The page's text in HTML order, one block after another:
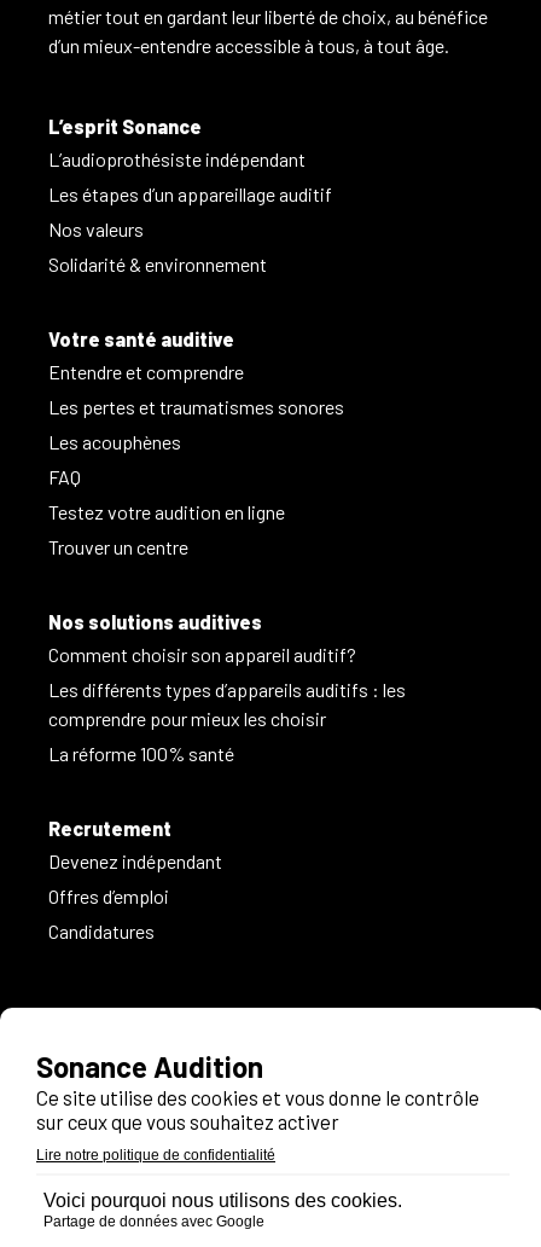
métier tout en gardant leur liberté de choix, au bénéfice
d’un mieux-entendre accessible à tous, à tout âge.
L’esprit Sonance
L’audioprothésiste indépendant
Les étapes d’un appareillage auditif
Nos valeurs
Solidarité & environnement
Votre santé auditive
Entendre et comprendre
Les pertes et traumatismes sonores
Les acouphènes
FAQ
Testez votre audition en ligne
Trouver un centre
Nos solutions auditives
Comment choisir son appareil auditif?
Les différents types d’appareils auditifs : les
comprendre pour mieux les choisir
La réforme 100% santé
Recrutement
Devenez indépendant
Offres d’emploi
Candidatures
Informations légalesPolitique de confidentialité
ContactFAQEspace pro Plan du site
Suivez-nous